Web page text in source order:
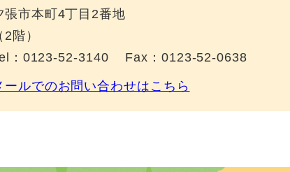
張市本町4丁目2番地
2階）
：0123-52-3140
Fax：0123-52-0638
ールでのお問い合わせはこちら